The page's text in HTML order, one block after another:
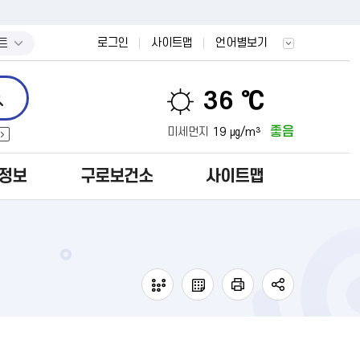
로그인 사이트맵 언어별보기
36 ℃
미세먼지 19 ㎍/m³ 좋음
보 구로보건소 사이트맵